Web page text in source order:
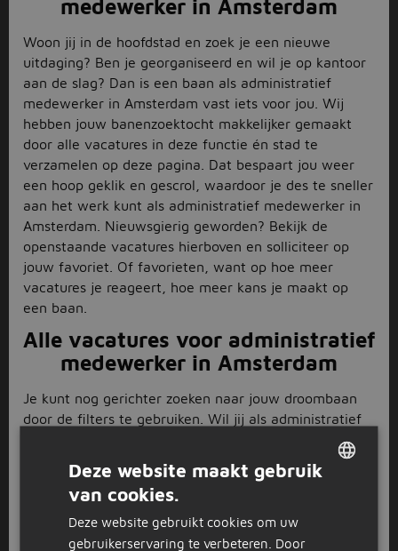
medewerker in Amsterdam
Woon jij in de hoofdstad en zoek je een nieuwe
uitdaging? Ben je georganiseerd en wil je op kantoor
aan de slag? Dan is een baan als administratief
medewerker in Amsterdam vast iets voor jou. Wij
hebben jouw banenzoektocht makkelijker gemaakt
door alle vacatures in deze functie én stad te
verzamelen op deze pagina. Dat bespaart jou weer
een hoop geklik en gescrol, waardoor je des te sneller
aan het werk kunt als administratief medewerker in
Amsterdam. Nieuwsgierig geworden? Bekijk de
openstaande vacatures hierboven en solliciteer op
jouw favoriet. Of favorieten, want op hoe meer
vacatures je reageert, hoe meer kans je maakt op
een baan.
Alle vacatures voor administratief
medewerker in Amsterdam
Je kunt nog gerichter zoeken naar jouw droombaan
door de filters te gebruiken. Wil jij als administratief
medewerker in Amsterdam parttime of fulltime je
geld verdienen? Geef het links aan en krijg alleen de
vacatures in het door jou gewenste dienstverband te
zien. Op de fiets naar werk? Vul bovenaan de pagina
jouw postcode in en bekijk de vacatures bij jou in de
buurt. Je kunt bijvoorbeeld aan de slag als financieel
Deze website maakt gebruik
van cookies.
Deze website gebruikt cookies om uw
gebruikerservaring te verbeteren. Door